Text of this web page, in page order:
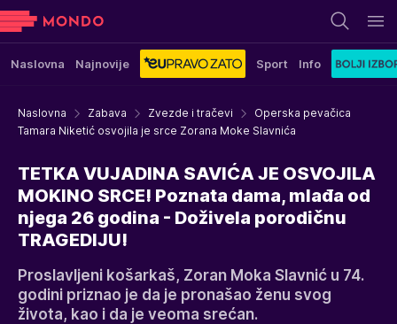
Naslovna Najnovije Sport Info
Naslovna Zabava Zvezde i tračevi
Operska pevačica
Tamara Niketić osvojila je srce Zorana Moke Slavnića
TETKA VUJADINA SAVIĆA JE OSVOJILA
MOKINO SRCE! Poznata dama, mlađa od
njega 26 godina - Doživela porodičnu
TRAGEDIJU!
Proslavljeni košarkaš, Zoran Moka Slavnić u 74.
godini priznao je da je pronašao ženu svog
života, kao i da je veoma srećan.